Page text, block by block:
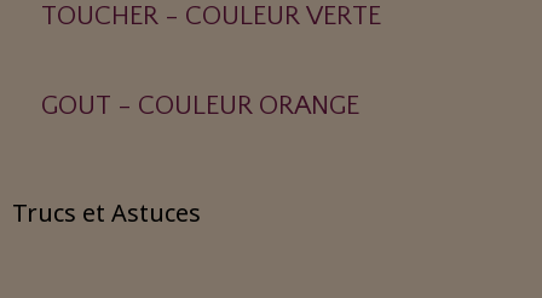
TOUCHER - COULEUR VERTE
GOUT - COULEUR ORANGE
Trucs et Astuces